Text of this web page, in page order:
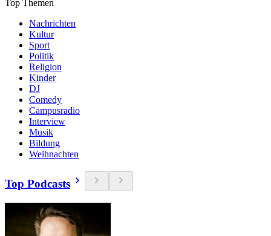
Top Themen
Nachrichten
Kultur
Sport
Politik
Religion
Kinder
DJ
Comedy
Campusradio
Interview
Musik
Bildung
Weihnachten
Top Podcasts